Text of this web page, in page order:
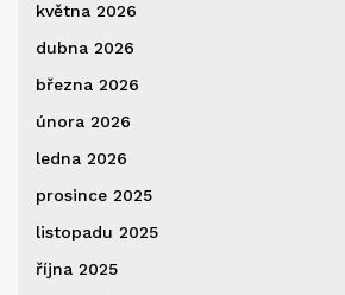
května 2026
dubna 2026
března 2026
února 2026
ledna 2026
prosince 2025
listopadu 2025
října 2025